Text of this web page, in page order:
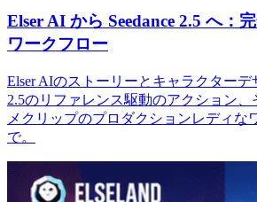
Elser AI から Seedance 2.5 へ：
ワークフロー
Elser AIのストーリーとキャラクターデ
2.5のリファレンス駆動のアクション
メクリップのプロダクションレディな
で。